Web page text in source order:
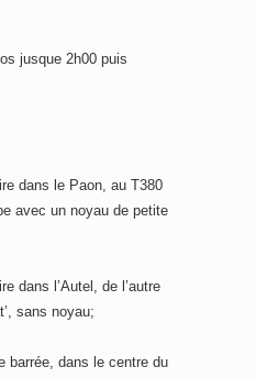
jusque 2h00 puis
dans le Paon, au T380
avec un noyau de petite
dans l’Autel, de l’autre
sans noyau;
barrée, dans le centre du